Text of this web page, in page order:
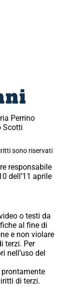
Perrino
Scotti
sono riservati
responsabile
dell’11 aprile
o testi da
al fine di
e non violare
terzi. Per
nell’uso del
di terzi.